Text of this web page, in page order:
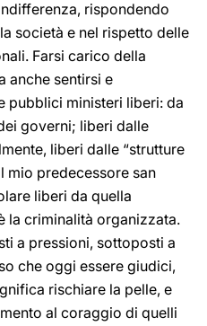
rispondendo
società e nel rispetto delle
Farsi carico della
anche sentirsi e
pubblici ministeri liberi: da
governi; liberi dalle
liberi dalle “strutture
mio predecessore san
liberi da quella
la criminalità organizzata.
a pressioni, sottoposti a
che oggi essere giudici,
rischiare la pelle, e
al coraggio di quelli